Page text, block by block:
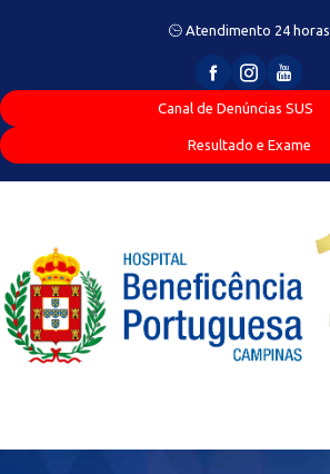
Atendimento 24 horas
Canal de Denúncias SUS
Resultado e Exame